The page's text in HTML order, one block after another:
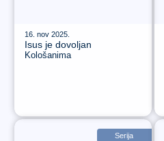
16. nov 2025.
Isus je dovoljan
Kološanima
Serija